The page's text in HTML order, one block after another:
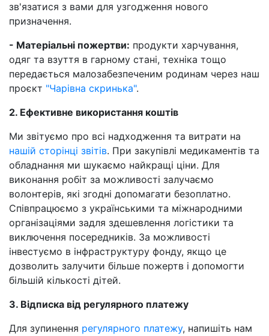
зв'язатися з вами для узгодження нового
призначення.
- Матеріальні пожертви: продукти харчування,
одяг та взуття в гарному стані, техніка тощо
передається малозабезпеченим родинам через наш
проєкт "Чарівна скринька".
2. Ефективне використання коштів
Ми звітуємо про всі надходження та витрати на
нашій сторінці звітів. При закупівлі медикаментів та
обладнання ми шукаємо найкращі ціни. Для
виконання робіт за можливості залучаємо
волонтерів, які згодні допомагати безоплатно.
Співпрацюємо з українськими та міжнародними
організаціями задля здешевлення логістики та
виключення посередників. За можливості
інвестуємо в інфраструктуру фонду, якщо це
дозволить залучити більше пожертв і допомогти
більшій кількості дітей.
3. Відписка від регулярного платежу
Для зупинення регулярного платежу, напишіть нам